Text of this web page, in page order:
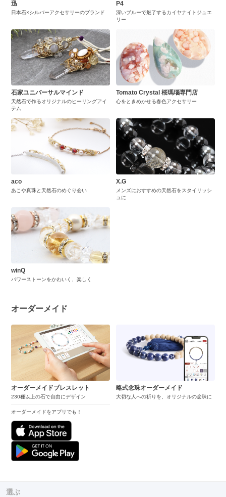
迅
日本石×シルバーアクセサリーのブランド
P4
深いブルーで魅了するカイヤナイトジュエ
リー
石家ユニバーサルマインド
天然石で作るオリジナルのヒーリングアイ
テム
Tomato Crystal 桜瑪瑙専門店
心をときめかせる春色アクセサリー
aco
あこや真珠と天然石のめぐり会い
X.G
メンズにおすすめの天然石をスタイリッシ
ュに
winQ
パワーストーンをかわいく、楽しく
オーダーメイド
オーダーメイドブレスレット
230種以上の石で自由にデザイン
オーダーメイドをアプリでも！
略式念珠オーダーメイド
大切な人への祈りを、オリジナルの念珠に
選ぶ